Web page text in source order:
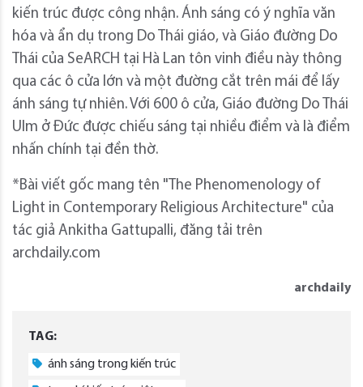
kiến ​​trúc được công nhận. Ánh sáng có ý nghĩa văn
hóa và ẩn dụ trong Do Thái giáo, và Giáo đường Do
Thái của SeARCH tại Hà Lan tôn vinh điều này thông
qua các ô cửa lớn và một đường cắt trên mái để lấy
ánh sáng tự nhiên. Với 600 ô cửa, Giáo đường Do Thái
Ulm ở Đức được chiếu sáng tại nhiều điểm và là điểm
nhấn chính tại đền thờ.
*Bài viết gốc mang tên "The Phenomenology of
Light in Contemporary Religious Architecture" của
tác giả Ankitha Gattupalli, đăng tải trên
archdaily.com
archdaily
TAG:
ánh sáng trong kiến trúc